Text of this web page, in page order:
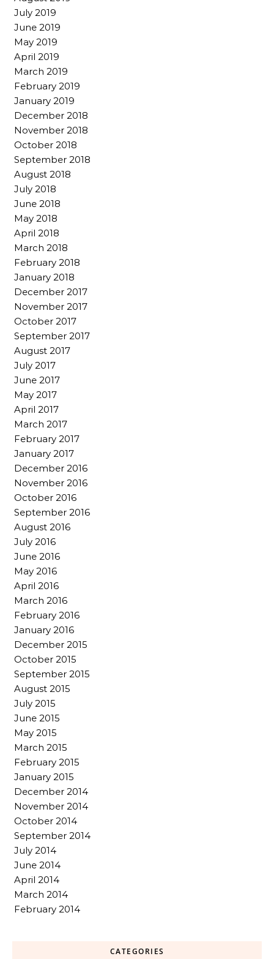
July 2019
June 2019
May 2019
April 2019
March 2019
February 2019
January 2019
December 2018
November 2018
October 2018
September 2018
August 2018
July 2018
June 2018
May 2018
April 2018
March 2018
February 2018
January 2018
December 2017
November 2017
October 2017
September 2017
August 2017
July 2017
June 2017
May 2017
April 2017
March 2017
February 2017
January 2017
December 2016
November 2016
October 2016
September 2016
August 2016
July 2016
June 2016
May 2016
April 2016
March 2016
February 2016
January 2016
December 2015
October 2015
September 2015
August 2015
July 2015
June 2015
May 2015
March 2015
February 2015
January 2015
December 2014
November 2014
October 2014
September 2014
July 2014
June 2014
April 2014
March 2014
February 2014
CATEGORIES